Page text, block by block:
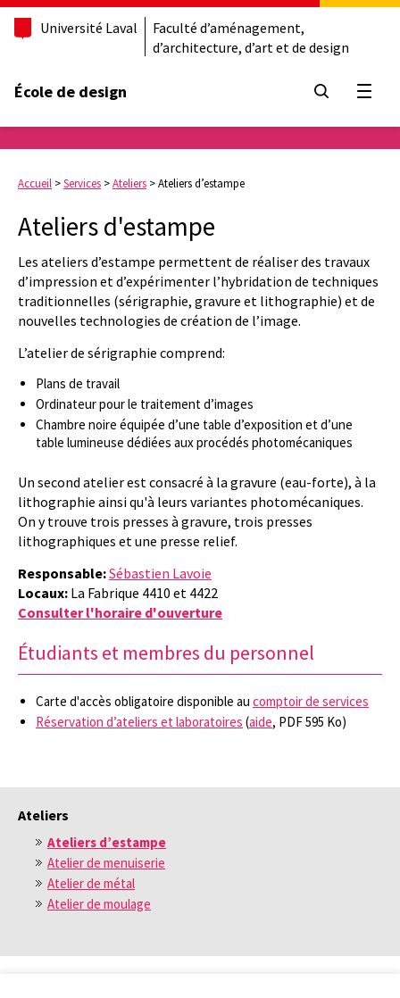
Université Laval
Faculté d’aménagement,
d’architecture, d’art et de design
École de design
Accueil >Services >Ateliers >Ateliers d’estampe
Ateliers d'estampe
Les ateliers d’estampe permettent de réaliser des travaux
d’impression et d’expérimenter l’hybridation de techniques
traditionnelles (sérigraphie, gravure et lithographie) et de
nouvelles technologies de création de l’image.
L’atelier de sérigraphie comprend:
Plans de travail
Ordinateur pour le traitement d’images
Chambre noire équipée d’une table d’exposition et d’une
table lumineuse dédiées aux procédés photomécaniques
Un second atelier est consacré à la gravure (eau-forte), à la
lithographie ainsi qu'à leurs variantes photomécaniques.
On y trouve trois presses à gravure, trois presses
lithographiques et une presse relief.
Responsable:Sébastien Lavoie
Locaux: La Fabrique 4410 et 4422
Consulter l'horaire d'ouverture
Étudiants et membres du personnel
Carte d'accès obligatoire disponible au comptoir de services
Réservation d’ateliers et laboratoires (aide, PDF 595 Ko)
Ateliers
Ateliers d’estampe
Atelier de menuiserie
Atelier de métal
Atelier de moulage